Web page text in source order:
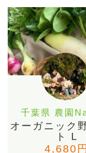
千葉県 農園
オーガニック
ト L
4,680円